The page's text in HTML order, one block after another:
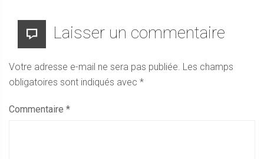
Laisser un commentaire
Votre adresse e-mail ne sera pas publiée. Les champs
obligatoires sont indiqués avec *
Commentaire *